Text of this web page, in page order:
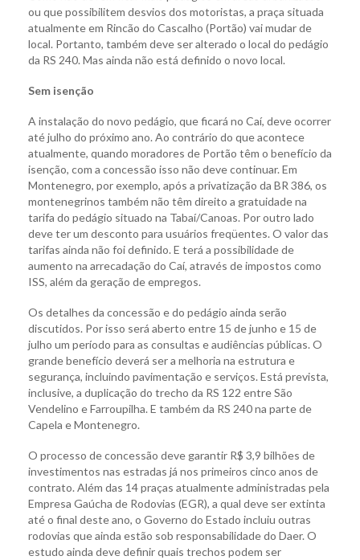
ou que possibilitem desvios dos motoristas, a praça situada
atualmente em Rincão do Cascalho (Portão) vai mudar de
local. Portanto, também deve ser alterado o local do pedágio
da RS 240. Mas ainda não está definido o novo local.
Sem isenção
A instalação do novo pedágio, que ficará no Caí, deve ocorrer
até julho do próximo ano. Ao contrário do que acontece
atualmente, quando moradores de Portão têm o benefício da
isenção, com a concessão isso não deve continuar. Em
Montenegro, por exemplo, após a privatização da BR 386, os
montenegrinos também não têm direito a gratuidade na
tarifa do pedágio situado na Tabaí/Canoas. Por outro lado
deve ter um desconto para usuários freqüentes. O valor das
tarifas ainda não foi definido. E terá a possibilidade de
aumento na arrecadação do Caí, através de impostos como
ISS, além da geração de empregos.
Os detalhes da concessão e do pedágio ainda serão
discutidos. Por isso será aberto entre 15 de junho e 15 de
julho um período para as consultas e audiências públicas. O
grande benefício deverá ser a melhoria na estrutura e
segurança, incluindo pavimentação e serviços. Está prevista,
inclusive, a duplicação do trecho da RS 122 entre São
Vendelino e Farroupilha. E também da RS 240 na parte de
Capela e Montenegro.
O processo de concessão deve garantir R$ 3,9 bilhões de
investimentos nas estradas já nos primeiros cinco anos de
contrato. Além das 14 praças atualmente administradas pela
Empresa Gaúcha de Rodovias (EGR), a qual deve ser extinta
até o final deste ano, o Governo do Estado incluiu outras
rodovias que ainda estão sob responsabilidade do Daer. O
estudo ainda deve definir quais trechos podem ser